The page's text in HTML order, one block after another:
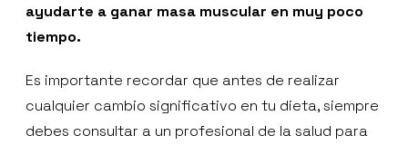
ayudarte a ganar masa muscular en muy poco
tiempo.
Es importante recordar que antes de realizar
cualquier cambio significativo en tu dieta, siempre
debes consultar a un profesional de la salud para